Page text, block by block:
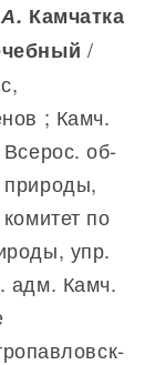
Камчатка
/
; Камч.
об-
по
упр.
адм. Камч.